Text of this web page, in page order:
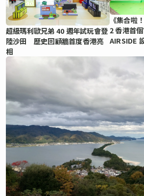
超級瑪利歐兄弟 40 週年試玩會登
陸沙田 歷史回顧牆首度香港亮
相
《集合啦
2 香港首
AIRSIDE